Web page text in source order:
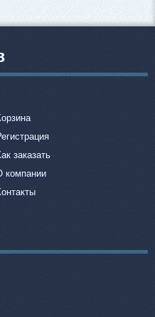
заказать
компании